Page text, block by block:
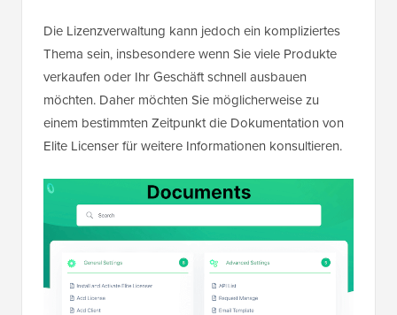
Die Lizenzverwaltung kann jedoch ein kompliziertes
Thema sein, insbesondere wenn Sie viele Produkte
verkaufen oder Ihr Geschäft schnell ausbauen
möchten. Daher möchten Sie möglicherweise zu
einem bestimmten Zeitpunkt die Dokumentation von
Elite Licenser für weitere Informationen konsultieren.